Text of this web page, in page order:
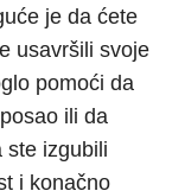
je da ćete
usavršili svoje
pomoći da
ili da
ste izgubili
i konačno